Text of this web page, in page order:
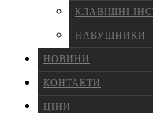
КЛАВІШНІ
НАВУШНИКИ
НОВИНИ
КОНТАКТИ
ЦІНИ